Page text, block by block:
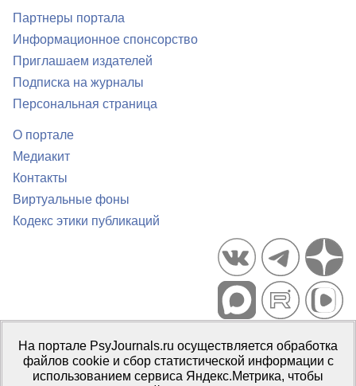
Партнеры портала
Информационное спонсорство
Приглашаем издателей
Подписка на журналы
Персональная страница
О портале
Медиакит
Контакты
Виртуальные фоны
Кодекс этики публикаций
Портал психологических изданий PsyJournals.ru, 2007–2026
Правила использования материалов
Свидетельство регистрации СМИЭл № ФС77-66447 от 14 июля
На портале PsyJournals.ru осуществляется обработка
файлов cookie и сбор статистической информации с
использованием сервиса Яндекс.Метрика, чтобы